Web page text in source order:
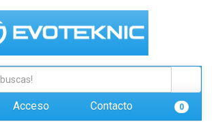
Acceso Contacto 0